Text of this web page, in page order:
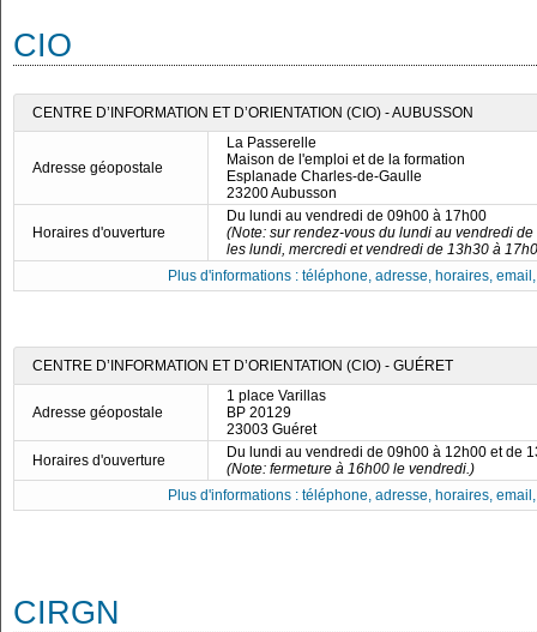
CIO
CENTRE D’INFORMATION ET D’ORIENTATION (CIO) - AUBUSSON
Adresse géopostale
La Passerelle
Maison de l'emploi et de la formation
Esplanade Charles-de-Gaulle
23200 Aubusson
Horaires d'ouverture
Du lundi au vendredi de 09h00 à 17h00
(Note: sur rendez-vous du lundi au vendredi
les lundi, mercredi et vendredi de 13h30 à
Plus d'informations : téléphone, adresse, horaires,
CENTRE D’INFORMATION ET D’ORIENTATION (CIO) - GUÉRET
Adresse géopostale
1 place Varillas
BP 20129
23003 Guéret
Horaires d'ouverture
Du lundi au vendredi de 09h00 à 12h00 et de
(Note: fermeture à 16h00 le vendredi.)
Plus d'informations : téléphone, adresse, horaires,
CIRGN